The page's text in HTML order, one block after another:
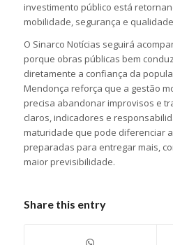
investimento público está
mobilidade, segurança e
O Sinarco Notícias seguirá
porque obras públicas bem
diretamente a confiança da
Mendonça reforça que a gestão
precisa abandonar improvisos e
claros, indicadores e
maturidade que pode diferenciar
preparadas para entregar mais,
maior previsibilidade.
Share this entry